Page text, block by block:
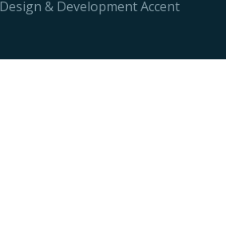
& DevelopmentAccent